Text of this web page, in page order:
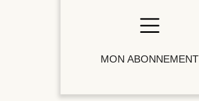
MON ABONNEMENT